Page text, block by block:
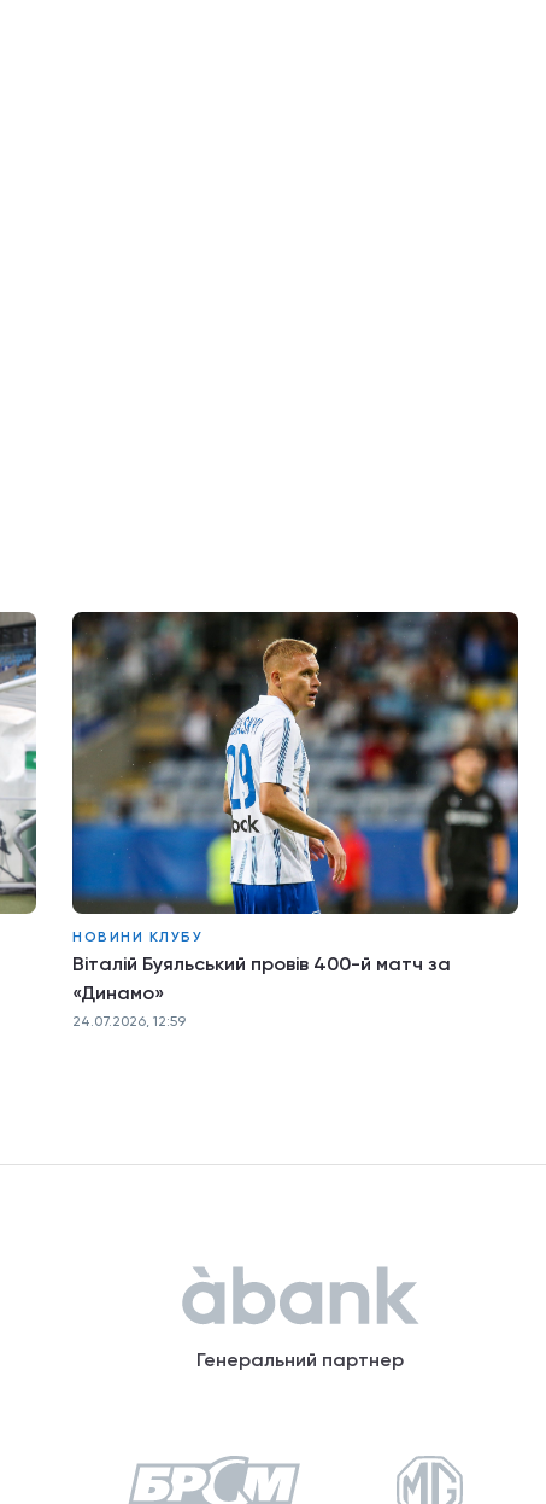
НОВИНИ КЛУБУ
Віталій Буяльський провів 400-й матч за
«Динамо»
24.07.2026, 12:59
Генеральний партнер